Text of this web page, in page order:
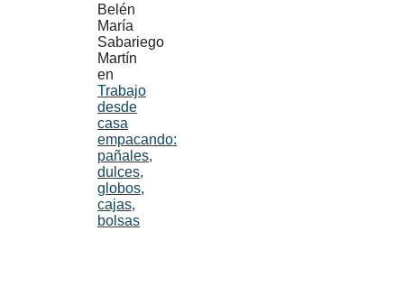
Belén
María
Sabariego
Martín
en
Trabajo
desde
casa
empacando:
pañales,
dulces,
globos,
cajas,
bolsas